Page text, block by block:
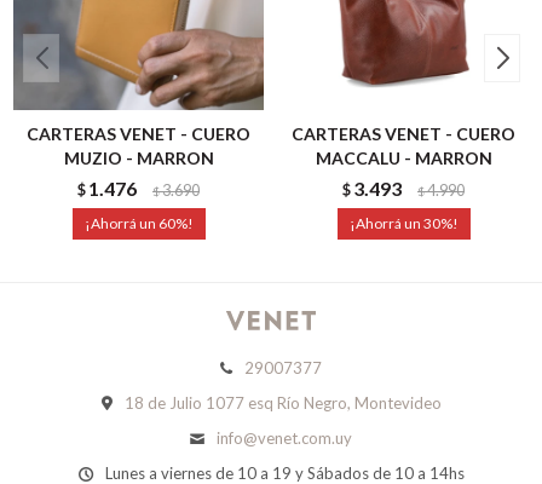
CARTERAS VENET - CUERO
MUZIO - MARRON
$1.476 $3.690
60
CARTERAS VENET - CUERO
MACCALU - MARRON
$3.493 $4.990
30
29007377
18 de Julio 1077 esq Río Negro, Montevideo
info@venet.com.uy
Lunes a viernes de 10 a 19 y Sábados de 10 a 14hs